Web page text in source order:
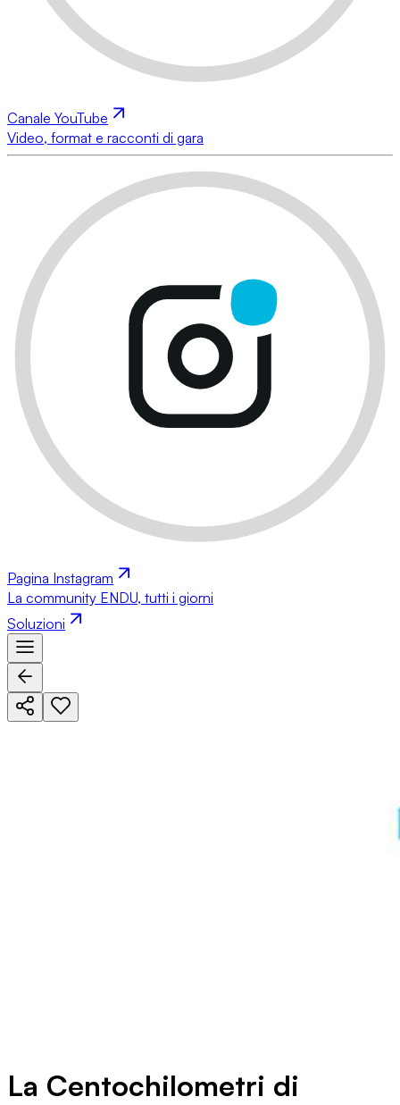
Canale YouTube
Video, format e racconti di gara
Pagina Instagram
La community ENDU, tutti i giorni
Soluzioni
La Centochilometri di